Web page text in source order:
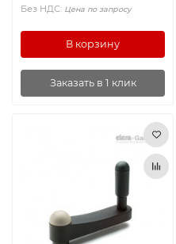
Вакуумные компоненты
Станочные приспособления
Без НДС: Цена по запросу
В корзину
Заказать в 1 клик